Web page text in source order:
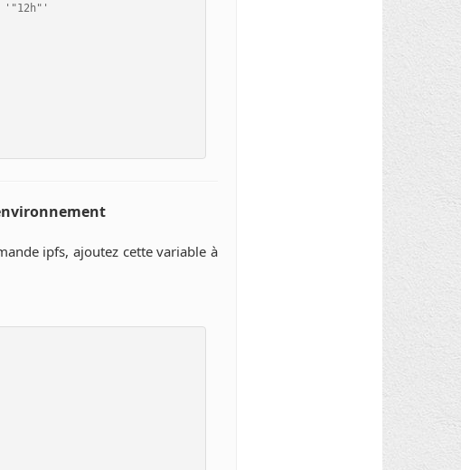
'"12h"'
ipfs, ajoutez cette variable à